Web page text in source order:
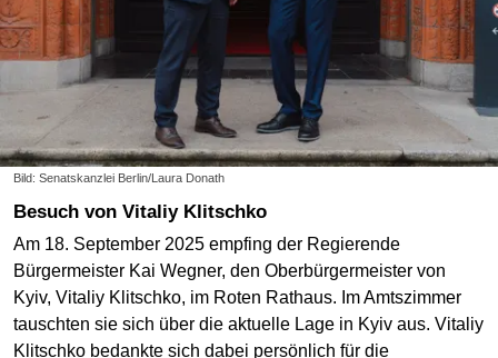
Bild: Senatskanzlei Berlin/Laura Donath
Besuch von Vitaliy Klitschko
Am 18. September 2025 empfing der Regierende
Bürgermeister Kai Wegner, den Oberbürgermeister von
Kyiv, Vitaliy Klitschko, im Roten Rathaus. Im Amtszimmer
tauschten sie sich über die aktuelle Lage in Kyiv aus. Vitaliy
Klitschko bedankte sich dabei persönlich für die